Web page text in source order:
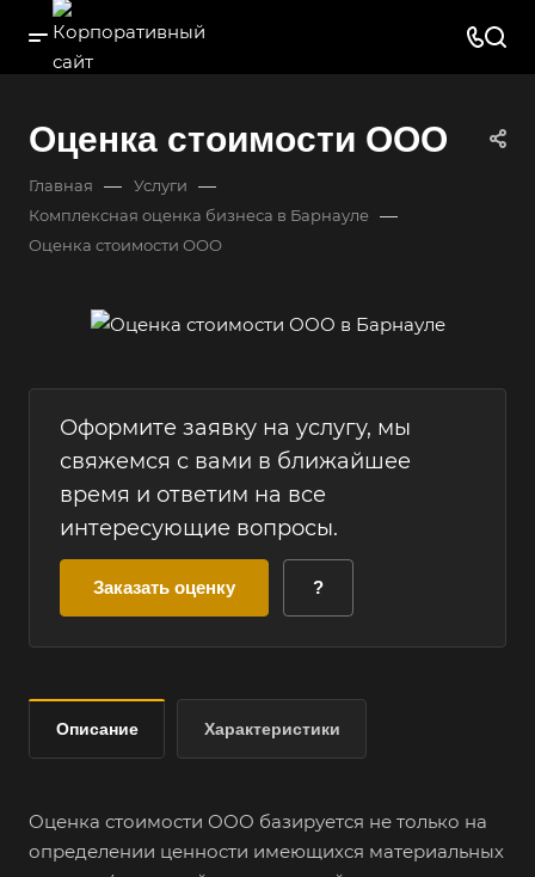
Оценка стоимости ООО
Главная — Услуги —
Комплексная оценка бизнеса в Барнауле —
Оценка стоимости ООО
Оформите заявку на услугу, мы
свяжемся с вами в ближайшее
время и ответим на все
интересующие вопросы.
Заказать оценку ?
Описание Характеристики
Оценка стоимости ООО базируется не только на
определении ценности имеющихся материальных